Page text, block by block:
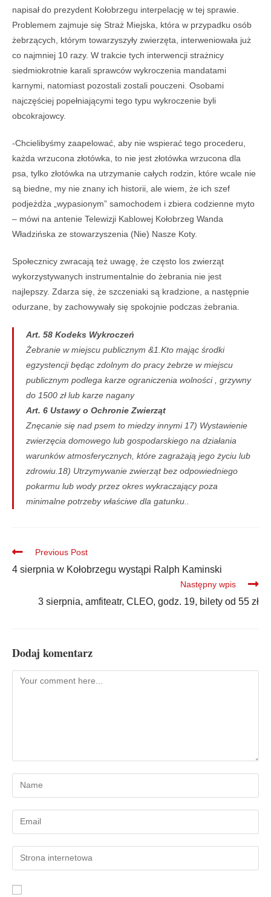
napisał do prezydent Kołobrzegu interpelację w tej sprawie.
Problemem zajmuje się Straż Miejska, która w przypadku osób
żebrzących, którym towarzyszyły zwierzęta, interweniowała już
co najmniej 10 razy. W trakcie tych interwencji strażnicy
siedmiokrotnie karali sprawców wykroczenia mandatami
karnymi, natomiast pozostali zostali pouczeni. Osobami
najczęściej popełniającymi tego typu wykroczenie byli
obcokrajowcy.
-Chcielibyśmy zaapelować, aby nie wspierać tego procederu,
każda wrzucona złotówka, to nie jest złotówka wrzucona dla
psa, tylko złotówka na utrzymanie całych rodzin, które wcale nie
są biedne, my nie znany ich historii, ale wiem, że ich szef
podjeżdża „wypasionym” samochodem i zbiera codzienne myto
– mówi na antenie Telewizji Kablowej Kołobrzeg Wanda
Władzińska ze stowarzyszenia (Nie) Nasze Koty.
Społecznicy zwracają też uwagę, że często los zwierząt
wykorzystywanych instrumentalnie do żebrania nie jest
najlepszy. Zdarza się, że szczeniaki są kradzione, a następnie
odurzane, by zachowywały się spokojnie podczas żebrania.
Art. 58 Kodeks Wykroczeń
Żebranie w miejscu publicznym &1.Kto mając środki
egzystencji będąc zdolnym do pracy żebrze w miejscu
publicznym podlega karze ograniczenia wolności , grzywny
do 1500 zł lub karze nagany
Art. 6 Ustawy o Ochronie Zwierząt
Znęcanie się nad psem to miedzy innymi 17) Wystawienie
zwierzęcia domowego lub gospodarskiego na działania
warunków atmosferycznych, które zagrażają jego życiu lub
zdrowiu.18) Utrzymywanie zwierząt bez odpowiedniego
pokarmu lub wody przez okres wykraczający poza
minimalne potrzeby właściwe dla gatunku..
Previous Post
4 sierpnia w Kołobrzegu wystąpi Ralph Kaminski
Następny wpis
3 sierpnia, amfiteatr, CLEO, godz. 19, bilety od 55 zł
Dodaj komentarz